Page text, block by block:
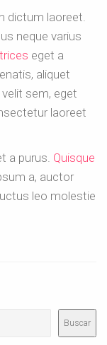
dictum laoreet.
neque varius
eget a
aliquet
sem, eget
laoreet
a purus. Quisque
a, auctor
leo molestie
Buscar